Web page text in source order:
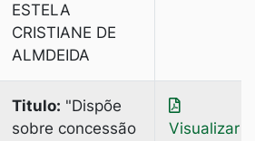
ESTELA
CRISTIANE DE
ALMDEIDA
Titulo: "Dispõe
sobre concessão
Visualizar